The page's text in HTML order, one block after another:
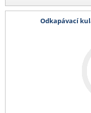
Odkapávací